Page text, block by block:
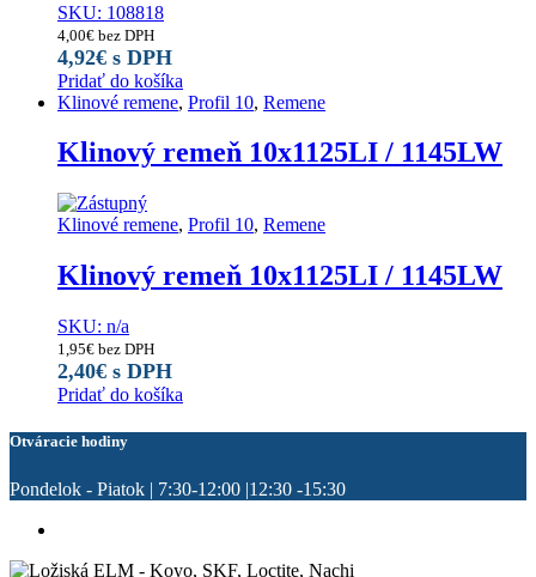
SKU: 108818
4,00€ bez DPH
4,92€ s DPH
Pridať do košíka
Klinové remene, Profil 10, Remene
Klinový remeň 10x1125LI / 1145LW
Klinové remene, Profil 10, Remene
Klinový remeň 10x1125LI / 1145LW
SKU: n/a
1,95€ bez DPH
2,40€ s DPH
Pridať do košíka
Otváracie hodiny
Pondelok - Piatok | 7:30-12:00 |12:30 -15:30